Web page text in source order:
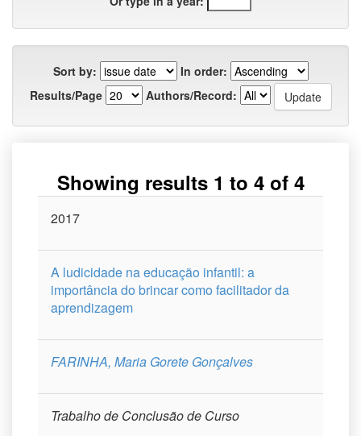
Sort by:
In order:
Results/Page
Authors/Record:
Showing results 1 to 4 of 4
Issue
2017
A ludicidade na educação infantil: a
importância do brincar como facilitador da
aprendizagem
FARINHA, Maria Gorete Gonçalves
Trabalho de Conclusão de Curso